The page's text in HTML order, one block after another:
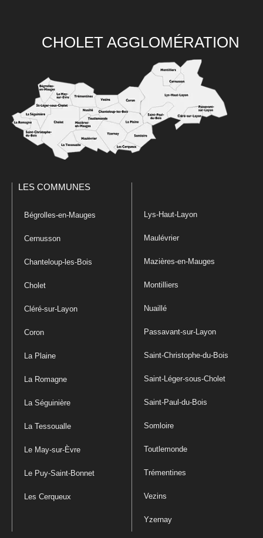
CHOLET AGGLOMÉRATION
LES COMMUNES
Bégrolles-en-Mauges
Cernusson
Chanteloup-les-Bois
Cholet
Cléré-sur-Layon
Coron
La Plaine
La Romagne
La Séguinière
La Tessoualle
Le May-sur-Èvre
Le Puy-Saint-Bonnet
Les Cerqueux
Lys-Haut-Layon
Maulévrier
Mazières-en-Mauges
Montilliers
Nuaillé
Passavant-sur-Layon
Saint-Christophe-du-Bois
Saint-Léger-sous-Cholet
Saint-Paul-du-Bois
Somloire
Toutlemonde
Trémentines
Vezins
Yzernay